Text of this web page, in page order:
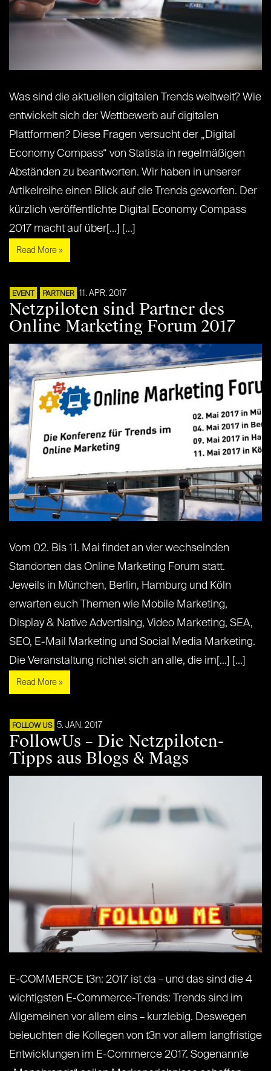
Was sind die aktuellen digitalen Trends weltweit? Wie
entwickelt sich der Wettbewerb auf digitalen
Plattformen? Diese Fragen versucht der „Digital
Economy Compass“ von Statista in regelmäßigen
Abständen zu beantworten. Wir haben in unserer
Artikelreihe einen Blick auf die Trends geworfen. Der
kürzlich veröffentlichte Digital Economy Compass
2017 macht auf über[...] [...]
Read More »
EVENT PARTNER 11. APR. 2017
Netzpiloten sind Partner des
Online Marketing Forum 2017
Vom 02. Bis 11. Mai findet an vier wechselnden
Standorten das Online Marketing Forum statt.
Jeweils in München, Berlin, Hamburg und Köln
erwarten euch Themen wie Mobile Marketing,
Display & Native Advertising, Video Marketing, SEA,
SEO, E-Mail Marketing und Social Media Marketing.
Die Veranstaltung richtet sich an alle, die im[...] [...]
Read More »
FOLLOW US 5. JAN. 2017
FollowUs – Die Netzpiloten-
Tipps aus Blogs & Mags
E-COMMERCE t3n: 2017 ist da – und das sind die 4
wichtigsten E-Commerce-Trends: Trends sind im
Allgemeinen vor allem eins – kurzlebig. Deswegen
beleuchten die Kollegen von t3n vor allem langfristige
Entwicklungen im E-Commerce 2017. Sogenannte